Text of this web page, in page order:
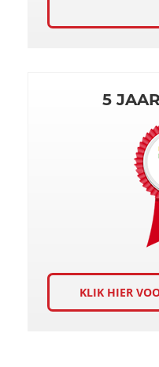
5
KLIK HIER